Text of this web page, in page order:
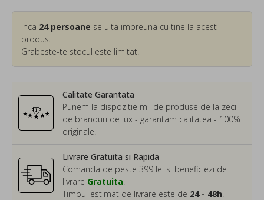
Calitate Garantata
Punem la dispozitie mii de produse de la zeci
de branduri de lux - garantam calitatea - 100%
originale.
Inca 24persoane se uita impreuna cu tine la acest
produs.
Grabeste-te stocul este limitat!
Livrare Gratuita si Rapida
Comanda de peste 399 lei si beneficiezi de
livrare Gratuita
Timpul estimat de livrare este de 24 - 48h